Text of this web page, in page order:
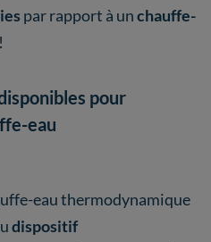
par rapport à unchauffe-
!
pour
eau
eau thermodynamique
dispositif